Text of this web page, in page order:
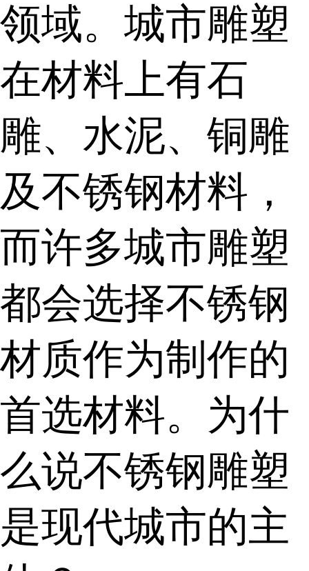
领域。城市雕塑
在材料上有石
雕、水泥、铜雕
及不锈钢材料，
而许多城市雕塑
都会选择不锈钢
材质作为制作的
首选材料。为什
么说不锈钢雕塑
是现代城市的主